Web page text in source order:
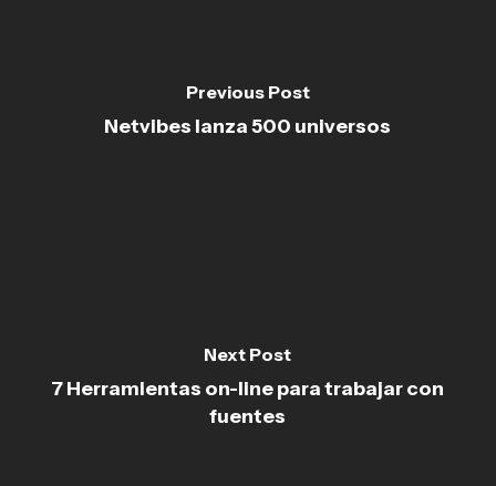
Previous Post
Netvibes lanza 500 universos
Next Post
7 Herramientas on-line para trabajar con
fuentes